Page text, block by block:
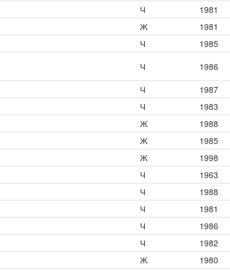
Ч 1981
Ж 1981
Ч 1985
Ч 1986
Ч 1987
Ч 1983
Ж 1988
Ж 1985
Ж 1998
Ч 1963
Ч 1988
Ч 1981
Ч 1986
Ч 1982
Ж 1980